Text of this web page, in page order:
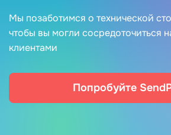
Мы позаботимся о технической
чтобы вы могли сосредоточиться
клиентами
Попробуйте